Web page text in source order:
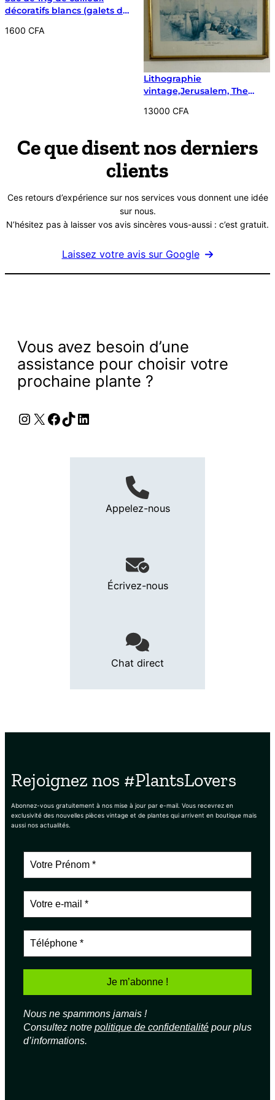
décoratifs blancs (galets de
1600 CFA
Lithographie
vintage,Jerusalem, The
Ltd. dans un Cadre bois
13000CFA
Ce que disent nos derniers
clients
Ces retours d’expérience sur nos services vous donnent une idée
sur nous.
N’hésitez pas à laisser vos avis sincères vous-aussi : c’est gratuit.
Laissez votre avis sur Google
Vous avez besoin d’une
assistance pour choisir votre
prochaine plante ?
Instagram
X Facebook
TikTok
LinkedIn
Appelez-nous
Écrivez-nous
Chat direct
Rejoignez nos #PlantsLovers
Abonnez-vous gratuitement à nos mise à jour par e-mail. Vous recevrez en
exclusivité des nouvelles pièces vintage et de plantes qui arrivent en boutique mais
aussi nos actualités.
Nous ne spammons jamais !
Consultez notre politique de confidentialité pour plus
d’informations.